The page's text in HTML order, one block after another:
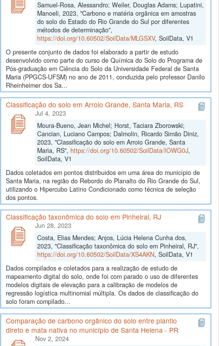
Samuel-Rosa, Alessandro; Weiler, Douglas Adams; Lupatini,
Manoeli, 2023, "Carbono e matéria orgânica em amostras
do solo do Estado do Rio Grande do Sul por diferentes
métodos de determinação",
https://doi.org/10.60502/SoilData/MLGSXV, SoilData, V1
O presente conjunto de dados foi elaborado a partir de estudo
desenvolvido como parte do curso de Química do Solo do Programa de
Pós-graduação em Ciência do Solo da Universidade Federal de Santa
Maria (PPGCS-UFSM) no ano de 2011, conduzida pelo professor Danilo
Rheinheimer dos Sa...
Classificação do solo em Arroio Grande, Santa Maria, RS
Jul 4, 2023
Moura-Bueno, Jean Michel; Horst, Taciara Zborowski;
Cancian, Luciano Campos; Dalmolin, Ricardo Simão Diniz,
2023, "Classificação do solo em Arroio Grande, Santa
Maria, RS", https://doi.org/10.60502/SoilData/IOWG0J,
SoilData, V1
Dados coletados em pontos distribuidos em uma área do município de
Santa Maria, na região do Rebordo do Planalto do Rio Grande do Sul,
utilizando o Hipercubo Latino Condicionado como técnica de seleção
dos pontos.
Classificação taxonômica do solo em Pinheiral, RJ
Jun 28, 2023
Costa, Elias Mendes; Anjos, Lúcia Helena Cunha dos,
2023, "Classificação taxonômica do solo em Pinheiral, RJ",
https://doi.org/10.60502/SoilData/XS4AKN, SoilData, V1
Dados compilados e coletados para a realização de estudo de
mapeamento digital do solo, onde foi com parado o uso de diferentes
modelos digitais de elevação para a calibração de modelos de
regressão logística multinomial múltipla. Os dados de classificação do
solo foram compilado...
Comparação de carbono orgânico do solo entre plantio
direto e mata nativa no município de Santa Helena - PR
Nov 2, 2024